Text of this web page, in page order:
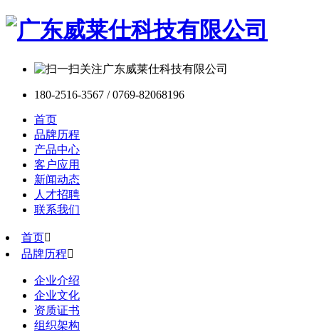
180-2516-3567 / 0769-82068196
首页
品牌历程
产品中心
客户应用
新闻动态
人才招聘
联系我们
首页
品牌历程
企业介绍
企业文化
资质证书
组织架构